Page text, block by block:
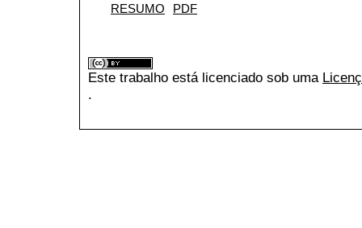
RESUMO PDF
Este trabalho está licenciado sob uma
.